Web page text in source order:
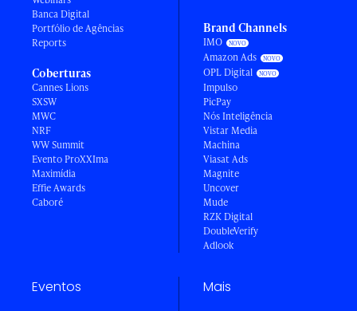
Banca Digital
Portfólio de Agências
Reports
Coberturas
Cannes Lions
SXSW
MWC
NRF
WW Summit
Evento ProXXIma
Maximídia
Effie Awards
Caboré
Brand Channels
IMO
Amazon Ads
OPL Digital
Impulso
PicPay
Nós Inteligência
Vistar Media
Machina
Viasat Ads
Magnite
Uncover
Mude
RZK Digital
DoubleVerify
Adlook
Eventos Mais